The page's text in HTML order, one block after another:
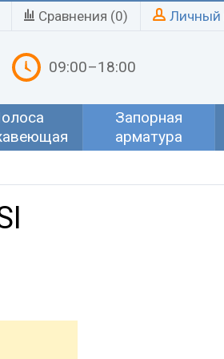
Сравнения (0) Личный
09:00–18:00
Запорная
арматура